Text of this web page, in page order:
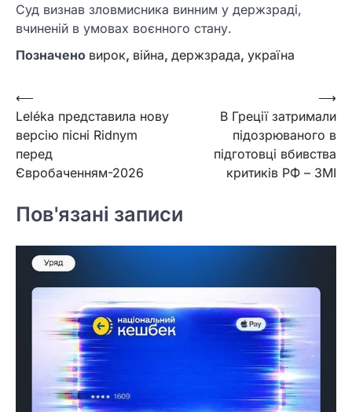
Суд визнав зловмисника винним у держзраді,
вчиненій в умовах воєнного стану.
Позначено вирок, війна, держзрада, україна
Навігація
записів
⟵
Leléka представила нову
версію пісні Ridnym
перед
Євробаченням-2026
В Греції затримали
підозрюваного в
підготовці вбивства
критиків РФ – ЗМІ
⟶
Пов'язані записи